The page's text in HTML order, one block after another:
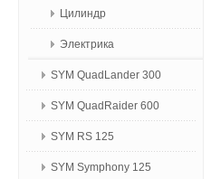
Цилиндр
Электрика
SYM QuadLander 300
SYM QuadRaider 600
SYM RS 125
SYM Symphony 125